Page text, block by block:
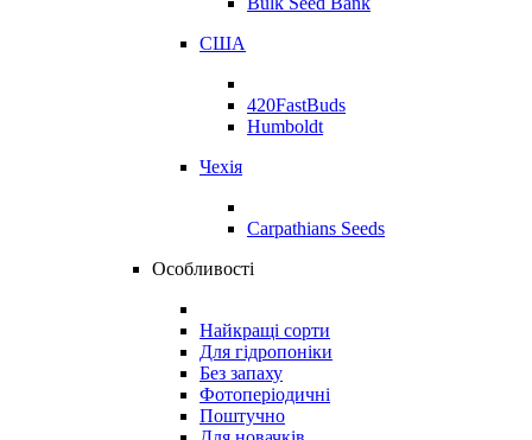
США
420FastBuds
Humboldt
Чехія
Carpathians Seeds
Особливості
Найкращі сорти
Для гідропоніки
Без запаху
Фотоперіодичні
Поштучно